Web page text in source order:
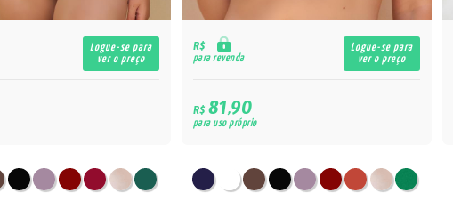
Logue-se para
ver o preço
R$
para revenda
Logue-se para
ver o preço
R$81,90
para uso próprio